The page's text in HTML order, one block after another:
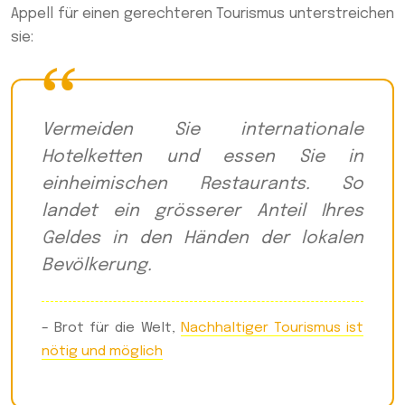
Appell für einen gerechteren Tourismus unterstreichen
sie:
Vermeiden Sie internationale
Hotelketten und essen Sie in
einheimischen Restaurants. So
landet ein grösserer Anteil Ihres
Geldes in den Händen der lokalen
Bevölkerung.
– Brot für die Welt, Nachhaltiger Tourismus ist
nötig und möglich